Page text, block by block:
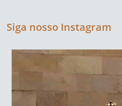
Siga nosso Instagram